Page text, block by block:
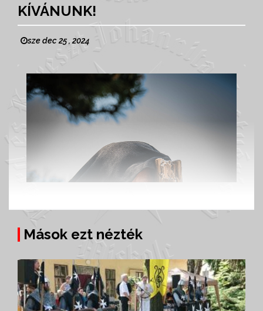
KÍVÁNUNK!
sze dec 25 , 2024
Mások ezt nézték